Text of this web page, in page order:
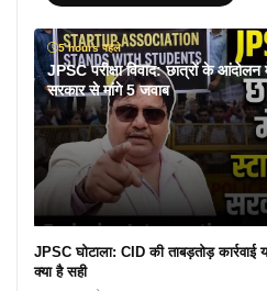
5 hours पहले
JPSC परीक्षा विवाद: छात्रों के आंदोलन
सरकार से मांगे 5 जवाब
JPSC घोटाला: CID की ताबड़तोड़ कार्रवाई
क्या है सही